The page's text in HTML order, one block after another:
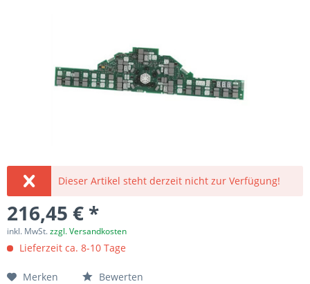
Dieser Artikel steht derzeit nicht zur Verfügung!
216,45 € *
inkl. MwSt.zzgl. Versandkosten
Lieferzeit ca. 8-10 Tage
Merken Bewerten